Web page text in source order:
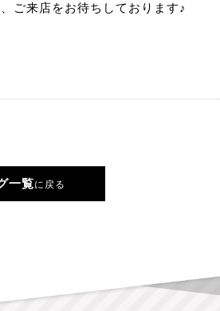
ご来店をお待ちしております♪
一覧に戻る